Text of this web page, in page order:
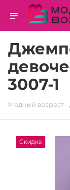
3007-1
Модный возраст -
Скидка